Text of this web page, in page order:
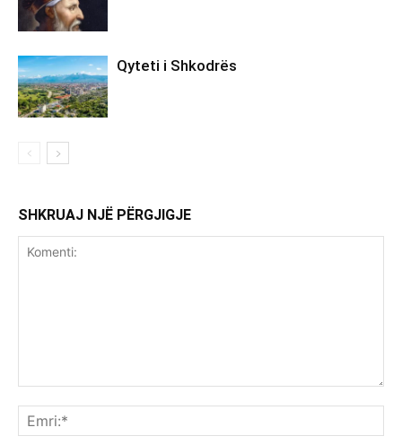
Qyteti i Shkodrës
SHKRUAJ NJË PËRGJIGJE